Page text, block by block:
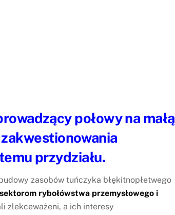
połowy na małą
przydziału.
zasobów tuńczyka błękitnopłetwego
rybołówstwa przemysłowego i
zlekceważeni, a ich interesy